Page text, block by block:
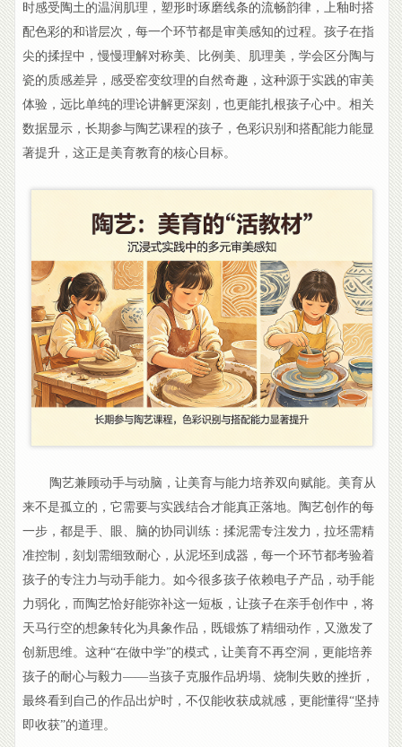
时感受陶土的温润肌理，塑形时琢磨线条的流畅韵律，上釉时搭
配色彩的和谐层次，每一个环节都是审美感知的过程。孩子在指
尖的揉捏中，慢慢理解对称美、比例美、肌理美，学会区分陶与
瓷的质感差异，感受窑变纹理的自然奇趣，这种源于实践的审美
体验，远比单纯的理论讲解更深刻，也更能扎根孩子心中。相关
数据显示，长期参与陶艺课程的孩子，色彩识别和搭配能力能显
著提升，这正是美育教育的核心目标。
陶艺兼顾动手与动脑，让美育与能力培养双向赋能。美育从
来不是孤立的，它需要与实践结合才能真正落地。陶艺创作的每
一步，都是手、眼、脑的协同训练：揉泥需专注发力，拉坯需精
准控制，刻划需细致耐心，从泥坯到成器，每一个环节都考验着
孩子的专注力与动手能力。如今很多孩子依赖电子产品，动手能
力弱化，而陶艺恰好能弥补这一短板，让孩子在亲手创作中，将
天马行空的想象转化为具象作品，既锻炼了精细动作，又激发了
创新思维。这种“在做中学”的模式，让美育不再空洞，更能培养
孩子的耐心与毅力——当孩子克服作品坍塌、烧制失败的挫折，
最终看到自己的作品出炉时，不仅能收获成就感，更能懂得“坚持
即收获”的道理。